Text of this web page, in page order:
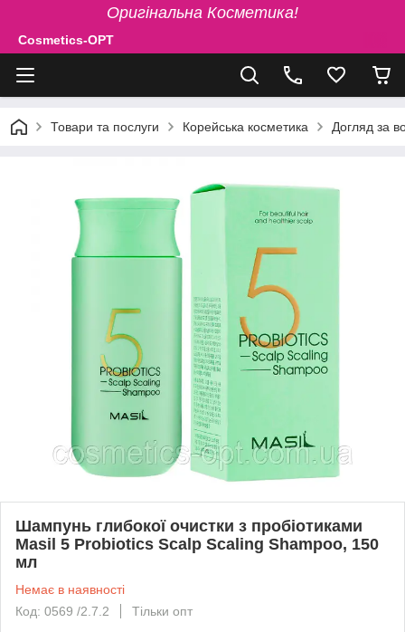
Оригінальна Косметика!
Cosmetics-OPT
Товари та послуги Корейська косметика Догляд за
Шампунь глибокої очистки з пробіотиками
Masil 5 Probiotics Scalp Scaling Shampoo, 150
мл
Немає в наявності
Код: 0569 /2.7.2
Тільки опт